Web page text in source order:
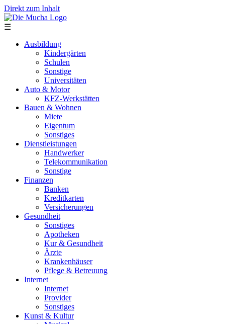
Direkt zum Inhalt
☰
Ausbildung
Kindergärten
Schulen
Sonstige
Universitäten
Auto & Motor
KFZ-Werkstätten
Bauen & Wohnen
Miete
Eigentum
Sonstiges
Dienstleistungen
Handwerker
Telekommunikation
Sonstige
Finanzen
Banken
Kreditkarten
Versicherungen
Gesundheit
Sonstiges
Apotheken
Kur & Gesundheit
Ärzte
Krankenhäuser
Pflege & Betreuung
Internet
Internet
Provider
Sonstiges
Kunst & Kultur